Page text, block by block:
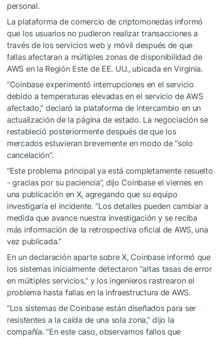
personal.
La plataforma de comercio de criptomonedas informó
que los usuarios no pudieron realizar transacciones a
través de los servicios web y móvil después de que
fallas afectaran a múltiples zonas de disponibilidad de
AWS en la Región Este de EE. UU., ubicada en Virginia.
“Coinbase experimentó interrupciones en el servicio
debido a temperaturas elevadas en el servicio de AWS
afectado,” declaró la plataforma de intercambio en un
actualización de la página de estado. La negociación se
restableció posteriormente después de que los
mercados estuvieran brevemente en modo de “solo
cancelación”.
“Este problema principal ya está completamente resuelto
- gracias por su paciencia”, dijo Coinbase el viernes en
una publicación en X, agregando que su equipo
investigaría el incidente. “Los detalles pueden cambiar a
medida que avance nuestra investigación y se reciba
más información de la retrospectiva oficial de AWS, una
vez publicada.”
En un declaración aparte sobre X, Coinbase informó que
los sistemas inicialmente detectaron “altas tasas de error
en múltiples servicios,” y los ingenieros rastrearon el
problema hasta fallas en la infraestructura de AWS.
“Los sistemas de Coinbase están diseñados para ser
resistentes a la caída de una sola zona,” dijo la
compañía. “En este caso, observamos fallos que